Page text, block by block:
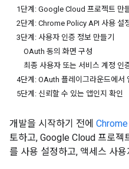
1단계: Google Cloud 프로젝트 만
2단계: Chrome Policy API 사용 설
3단계: 사용자 인증 정보 만들기
OAuth 동의 화면 구성
최종 사용자 또는 서비스 계정 인
4단계: OAuth 플레이그라운드에서
5단계: 신뢰할 수 있는 앱인지 확인
개발을 시작하기 전에
토하고, Google Cloud 프로
를 사용 설정하고, 액세스 사